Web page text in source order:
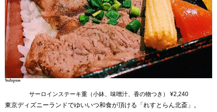
サーロインステーキ重（小鉢、味噌汁、香の物つき） ¥2,240
東京ディズニーランドでゆいいつ和食が頂ける「れすとらん北斎」。